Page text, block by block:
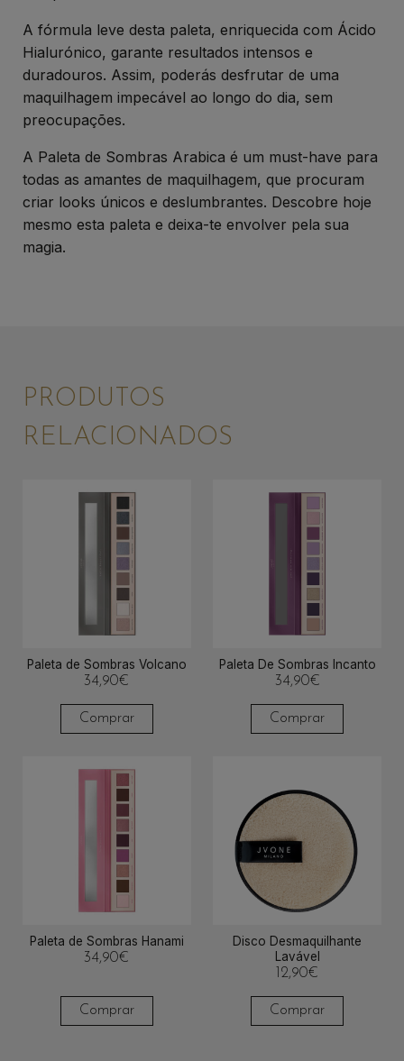
A fórmula leve desta paleta, enriquecida com Ácido
Hialurónico, garante resultados intensos e
duradouros. Assim, poderás desfrutar de uma
maquilhagem impecável ao longo do dia, sem
preocupações.
A Paleta de Sombras Arabica é um must-have para
todas as amantes de maquilhagem, que procuram
criar looks únicos e deslumbrantes. Descobre hoje
mesmo esta paleta e deixa-te envolver pela sua
magia.
PRODUTOS
RELACIONADOS
Paleta de Sombras Volcano
34,90€
Comprar
Paleta De Sombras Incanto
34,90€
Comprar
Paleta de Sombras Hanami
34,90€
Comprar
Disco Desmaquilhante
Lavável
12,90€
Comprar